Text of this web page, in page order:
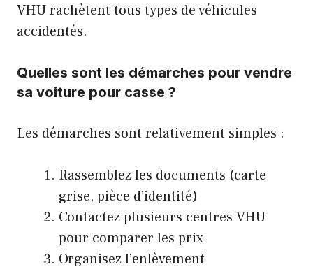
VHU rachètent tous types de véhicules
accidentés.
Quelles sont les démarches pour vendre
sa voiture pour casse ?
Les démarches sont relativement simples :
Rassemblez les documents (carte
grise, pièce d’identité)
Contactez plusieurs centres VHU
pour comparer les prix
Organisez l’enlèvement